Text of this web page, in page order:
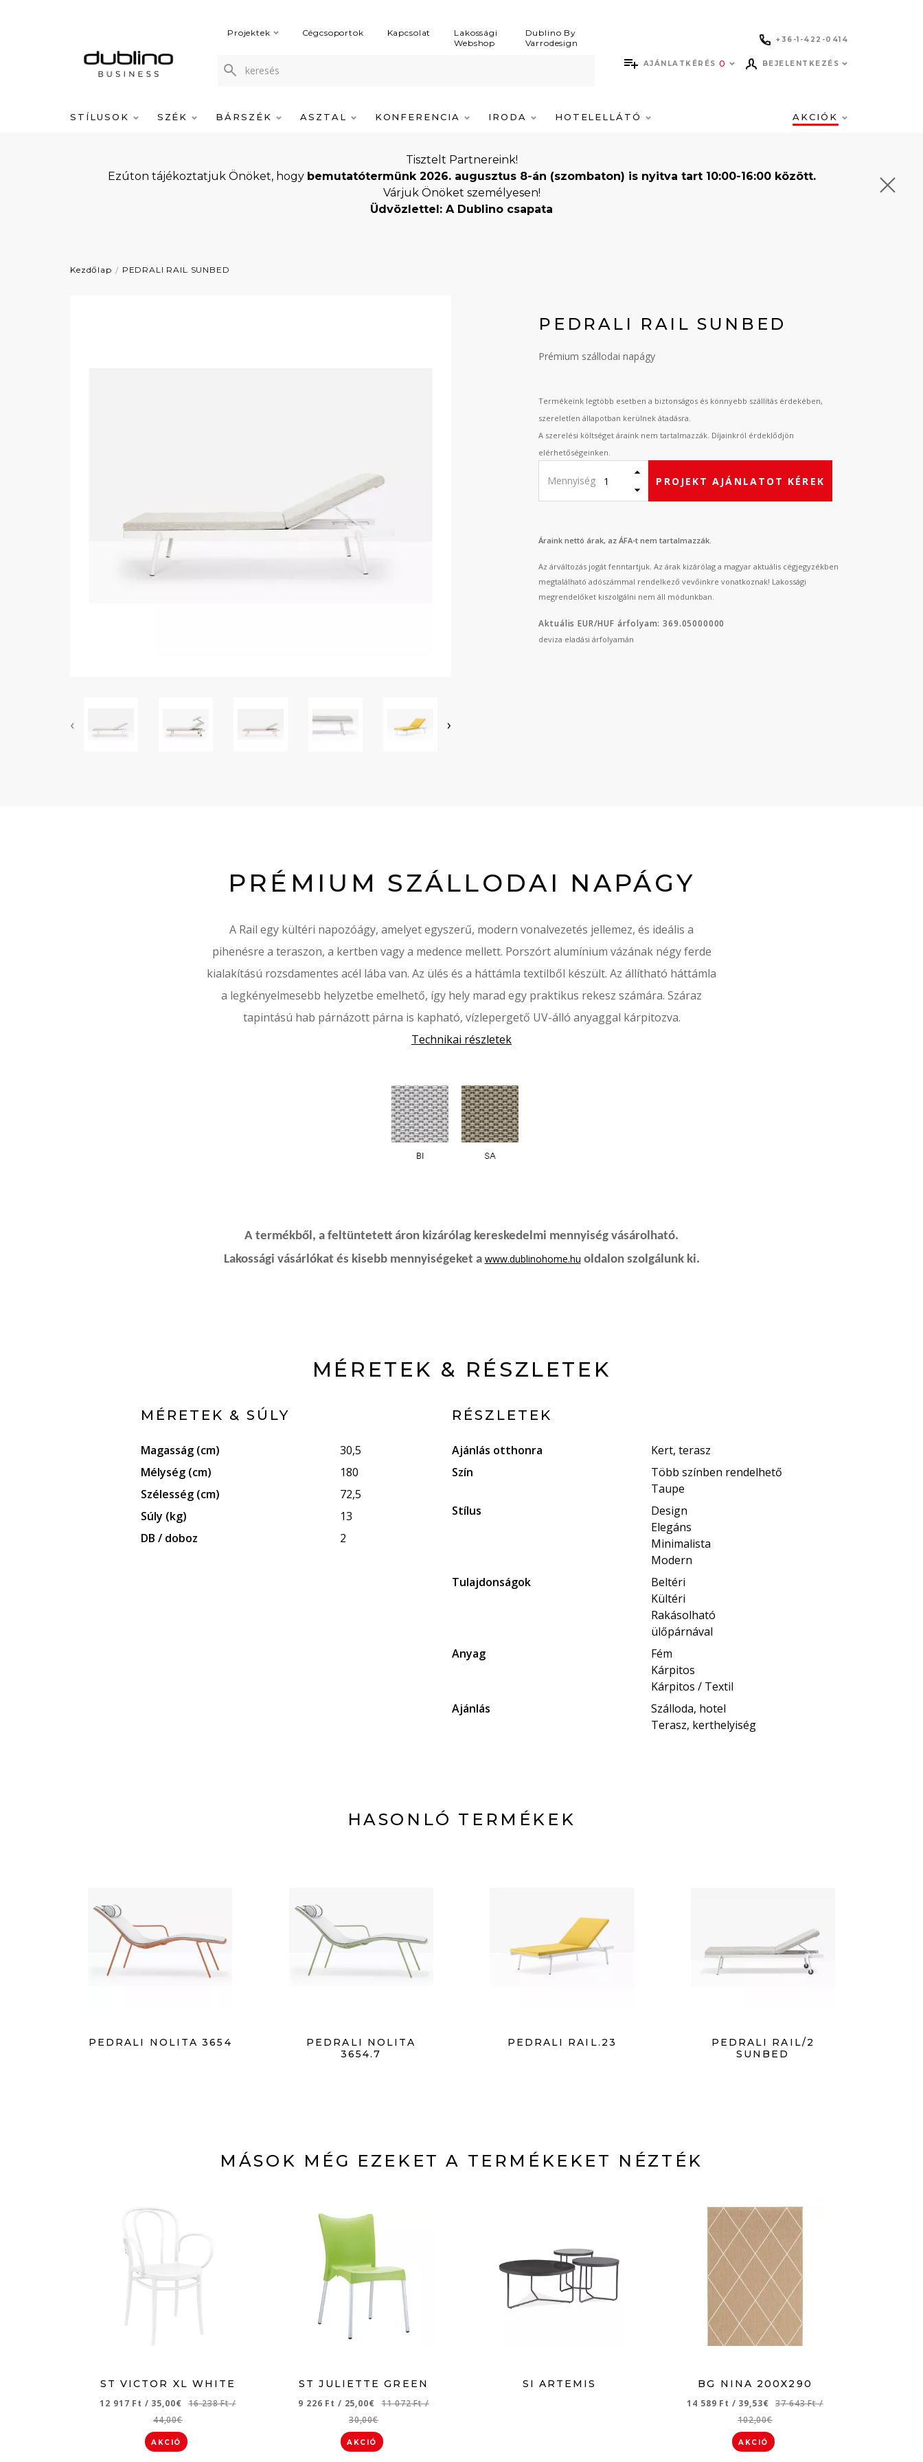
Projektek Cégcsoportok Kapcsolat
Lakossági
Webshop
Dublino By
Varrodesign
+36-1-422-0414
AJÁNLATKÉRÉS 0 BEJELENTKEZÉS
STÍLUSOK SZÉK BÁRSZÉK ASZTAL KONFERENCIA IRODA HOTELELLÁTÓ AKCIÓK
Tisztelt Partnereink!
Ezúton tájékoztatjuk Önöket, hogy bemutatótermünk 2026. augusztus 8-án (szombaton) is nyitva tart 10:00-16:00 között.
Várjuk Önöket személyesen!
Üdvözlettel: A Dublino csapata
Kezdőlap PEDRALI RAIL SUNBED
‹ ›
PEDRALI RAIL SUNBED
Prémium szállodai napágy
Termékeink legtöbb esetben a biztonságos és könnyebb szállítás érdekében,
szereletlen állapotban kerülnek átadásra.
A szerelési költséget áraink nem tartalmazzák. Díjainkról érdeklődjön
elérhetőségeinken.
Mennyiség PROJEKT AJÁNLATOT KÉREK
Áraink nettó árak, az ÁFA-t nem tartalmazzák.
Az árváltozás jogát fenntartjuk. Az árak kizárólag a magyar aktuális cégjegyzékben
megtalálható adószámmal rendelkező vevőinkre vonatkoznak! Lakossági
megrendelőket kiszolgálni nem áll módunkban.
Aktuális EUR/HUF árfolyam: 369.05000000
deviza eladási árfolyamán
PRÉMIUM SZÁLLODAI NAPÁGY
A Rail egy kültéri napozóágy, amelyet egyszerű, modern vonalvezetés jellemez, és ideális a
pihenésre a teraszon, a kertben vagy a medence mellett. Porszórt alumínium vázának négy ferde
kialakítású rozsdamentes acél lába van. Az ülés és a háttámla textilből készült. Az állítható háttámla
a legkényelmesebb helyzetbe emelhető, így hely marad egy praktikus rekesz számára. Száraz
tapintású hab párnázott párna is kapható, vízlepergető UV-álló anyaggal kárpitozva.
Technikai részletek
A termékből, a feltüntetett áron kizárólag kereskedelmi mennyiség vásárolható.
Lakossági vásárlókat és kisebb mennyiségeket a www.dublinohome.hu oldalon szolgálunk ki.
MÉRETEK & RÉSZLETEK
MÉRETEK & SÚLY
Magasság (cm)
30,5
Mélység (cm)
180
Szélesség (cm)
72,5
Súly (kg)
13
DB / doboz
2
RÉSZLETEK
Ajánlás otthonra
Kert, terasz
Szín
Több színben rendelhető
Taupe
Stílus
Design
Elegáns
Minimalista
Modern
Tulajdonságok
Beltéri
Kültéri
Rakásolható
ülőpárnával
Anyag
Fém
Kárpitos
Kárpitos / Textil
Ajánlás
Szálloda, hotel
Terasz, kerthelyiség
HASONLÓ TERMÉKEK
PEDRALI NOLITA 3654
PEDRALI NOLITA
3654.7
PEDRALI RAIL.23
PEDRALI RAIL/2
SUNBED
MÁSOK MÉG EZEKET A TERMÉKEKET NÉZTÉK
ST VICTOR XL WHITE
12 917 Ft / 35,00€ 16 238 Ft/
44,00€
AKCIÓ
ST JULIETTE GREEN
9 226 Ft / 25,00€ 11 072 Ft/
30,00€
AKCIÓ
SI ARTEMIS BG NINA 200X290
14 589 Ft / 39,53€ 37 643 Ft/
102,00€
AKCIÓ